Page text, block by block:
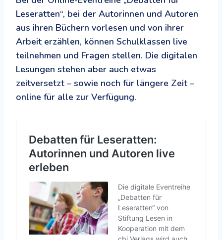
Leseratten“, bei der Autorinnen und Autoren
aus ihren Büchern vorlesen und von ihrer
Arbeit erzählen, können Schulklassen live
teilnehmen und Fragen stellen. Die digitalen
Lesungen stehen aber auch etwas
zeitversetzt – sowie noch für längere Zeit –
online für alle zur Verfügung.